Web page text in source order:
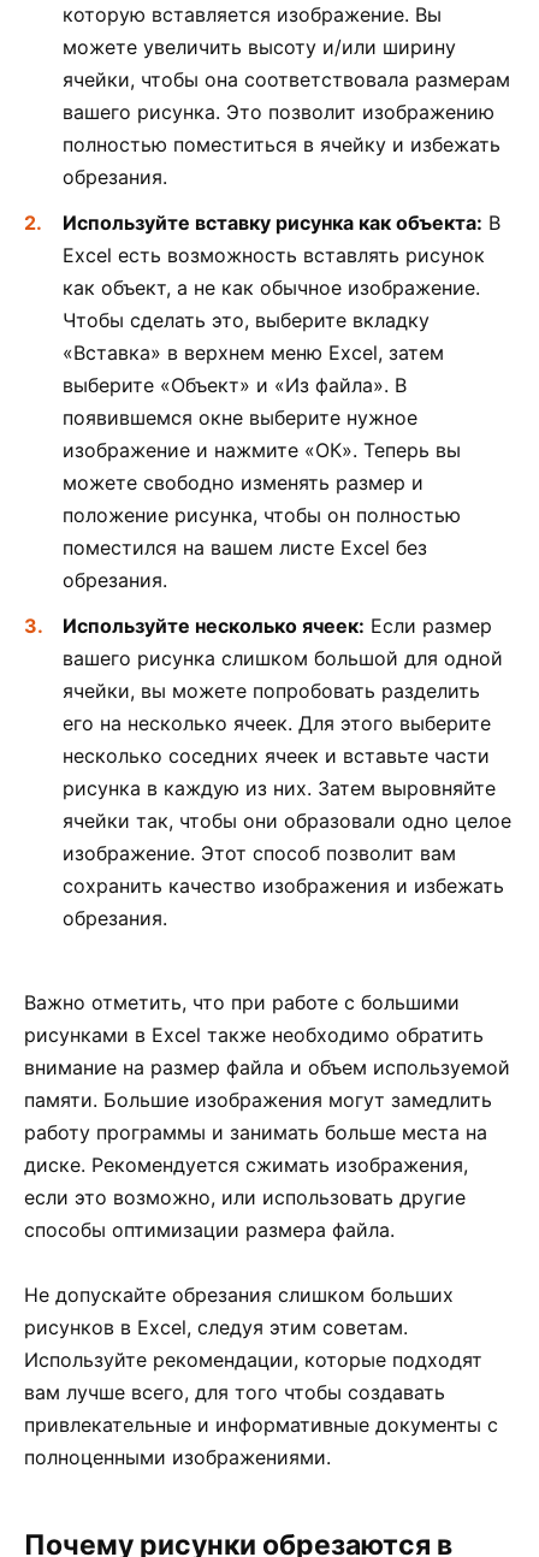
которую вставляется изображение. Вы
можете увеличить высоту и/или ширину
ячейки, чтобы она соответствовала размерам
вашего рисунка. Это позволит изображению
полностью поместиться в ячейку и избежать
обрезания.
Используйте вставку рисунка как объекта: В
Excel есть возможность вставлять рисунок
как объект, а не как обычное изображение.
Чтобы сделать это, выберите вкладку
«Вставка» в верхнем меню Excel, затем
выберите «Объект» и «Из файла». В
появившемся окне выберите нужное
изображение и нажмите «ОК». Теперь вы
можете свободно изменять размер и
положение рисунка, чтобы он полностью
поместился на вашем листе Excel без
обрезания.
Используйте несколько ячеек: Если размер
вашего рисунка слишком большой для одной
ячейки, вы можете попробовать разделить
его на несколько ячеек. Для этого выберите
несколько соседних ячеек и вставьте части
рисунка в каждую из них. Затем выровняйте
ячейки так, чтобы они образовали одно целое
изображение. Этот способ позволит вам
сохранить качество изображения и избежать
обрезания.
Важно отметить, что при работе с большими
рисунками в Excel также необходимо обратить
внимание на размер файла и объем используемой
памяти. Большие изображения могут замедлить
работу программы и занимать больше места на
диске. Рекомендуется сжимать изображения,
если это возможно, или использовать другие
способы оптимизации размера файла.
Не допускайте обрезания слишком больших
рисунков в Excel, следуя этим советам.
Используйте рекомендации, которые подходят
вам лучше всего, для того чтобы создавать
привлекательные и информативные документы с
полноценными изображениями.
Почему рисунки обрезаются в